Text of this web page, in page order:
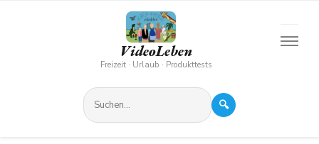
VideoLeben
Freizeit · Urlaub · Produkttests
🔍